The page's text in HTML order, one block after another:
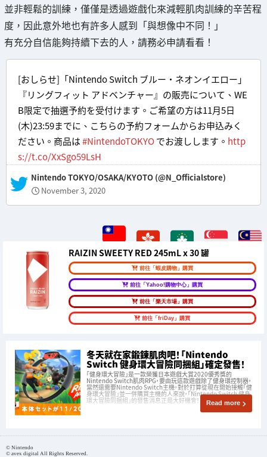
並非輕鬆的訓練，僅僅是透過遊戲化來減輕肌肉訓練的辛苦程
度，因此意外地也有許多人感到「與想像中不同！」
有充分自信能夠持續下去的人，請務必申請看看！
[おしらせ]「Nintendo Switch ブルー・ネオンイエロー」
『リングフィット アドベンチャー』の販売について、WE
B限定で抽選予約を受付けます。ご希望の方は11月5日
(木)23:59までに、こちらの予約フォームからお申込みく
ださい。商品は#NintendoTOKYOでお渡しします。 http
s://t.co/XxSgo59LsH
— Nintendo TOKYO/OSAKA/KYOTO (@N_Officialstore)
November 3, 2020
RAIZIN SWEETY RED 245mL x 30 罐
前往「蝦皮購物」購買
前往「Yahoo!購物中心」購買
前往「樂天市場」購買
前往「friDay」購買
冬天就在家鍛鍊肌肉吧！「Nintendo
Switch 健身環大冒險同捆組」確定發售！
「健身環大冒險」是一款榮獲日本遊戲大賞2020優秀獎的
Nintendo Switch肌肉RPG，要由玩這款遊戲除了健身環控制器，
當然還需要Nintendo Switch主機。對於打算從現在開始接觸「健
身環大冒險」並一併購買主機的人來說，「Nintendo Switch 健身
環大冒險同捆組」的發售消息正是大好機會！ Read more
© Nintendo
© avex digital All Rights Reserved.